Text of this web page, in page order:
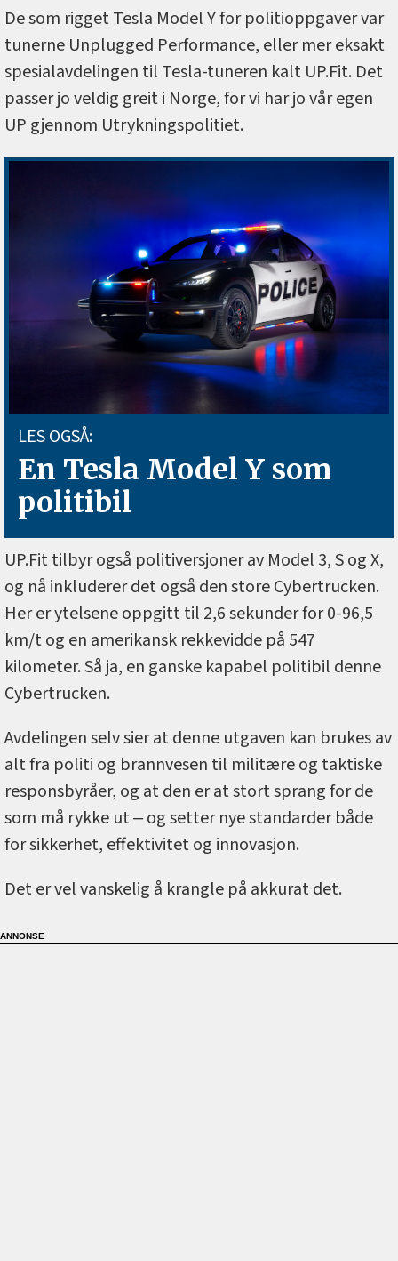
De som rigget Tesla Model Y for politioppgaver var
tunerne Unplugged Performance, eller mer eksakt
spesialavdelingen til Tesla-tuneren kalt UP.Fit. Det
passer jo veldig greit i Norge, for vi har jo vår egen
UP gjennom Utrykningspolitiet.
LES OGSÅ:
En Tesla Model Y som
politibil
UP.Fit tilbyr også politiversjoner av Model 3, S og X,
og nå inkluderer det også den store Cybertrucken.
Her er ytelsene oppgitt til 2,6 sekunder for 0-96,5
km/t og en amerikansk rekkevidde på 547
kilometer. Så ja, en ganske kapabel politibil denne
Cybertrucken.
Avdelingen selv sier at denne utgaven kan brukes av
alt fra politi og brannvesen til militære og taktiske
responsbyråer, og at den er at stort sprang for de
som må rykke ut ‒ og setter nye standarder både
for sikkerhet, effektivitet og innovasjon.
Det er vel vanskelig å krangle på akkurat det.